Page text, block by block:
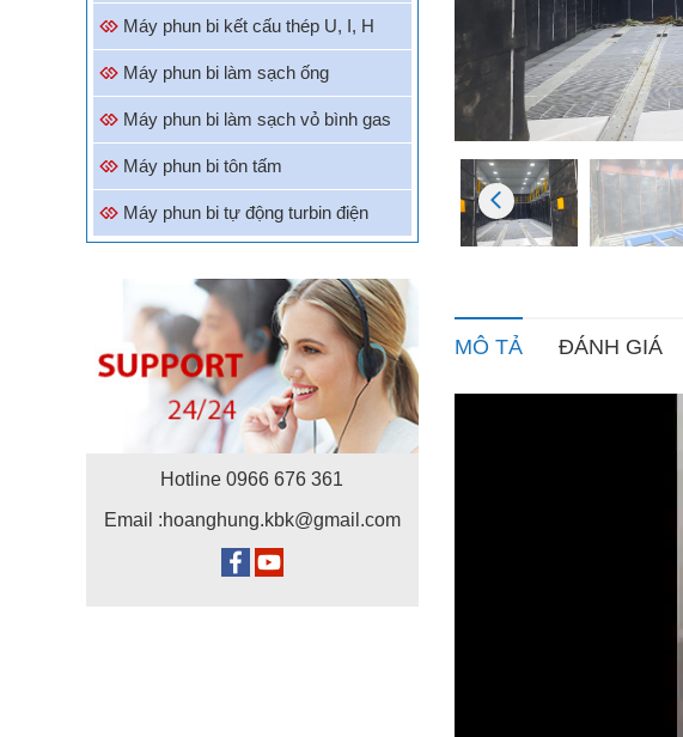
Máy phun bi kết cấu thép U, I, H
Máy phun bi làm sạch ống
Máy phun bi làm sạch vỏ bình gas
Máy phun bi tôn tấm
Máy phun bi tự động turbin điện
Hotline 0966 676 361
Email :hoanghung.kbk@gmail.com
MÔ TẢ ĐÁNH GIÁ